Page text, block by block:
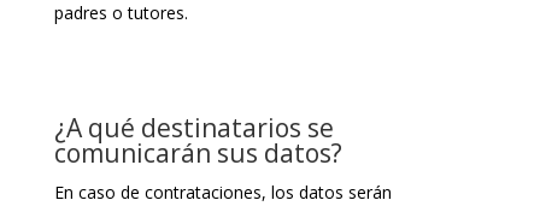
padres o tutores.
¿A qué destinatarios se
comunicarán sus datos?
En caso de contrataciones, los datos serán